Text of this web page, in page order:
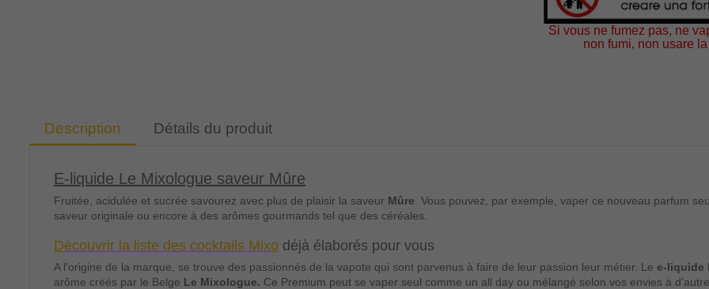
Si vous ne fumez pas, ne
non fumi, non usare
Description Détails du produit
E-liquide Le Mixologue saveur Mûre
Fruitée, acidulée et sucrée savourez avec plus de plaisir la saveur Mûre . Vous pouvez, par exemple, vaper ce nouveau parfum
saveur originale ou encore à des arômes gourmands tel que des céréales.
Découvrir la liste des cocktails Mixo déjà élaborés pour vous
A l'origine de la marque, se trouve des passionnés de la vapote qui sont parvenus à faire de leur passion leur métier. Le e-liquide
arôme créés par le Belge Le Mixologue. Ce Premium peut se vaper seul comme un all day ou mélangé selon vos envies à